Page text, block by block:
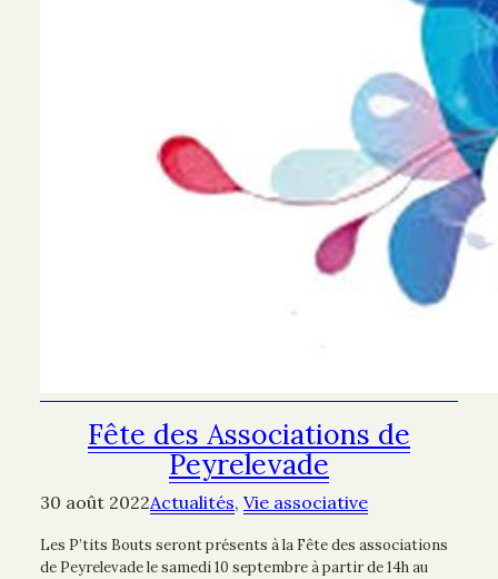
Fête des Associations de
Peyrelevade
30 août 2022Actualités, Vie associative
Les P’tits Bouts seront présents à la Fête des associations
de Peyrelevade le samedi 10 septembre à partir de 14h au